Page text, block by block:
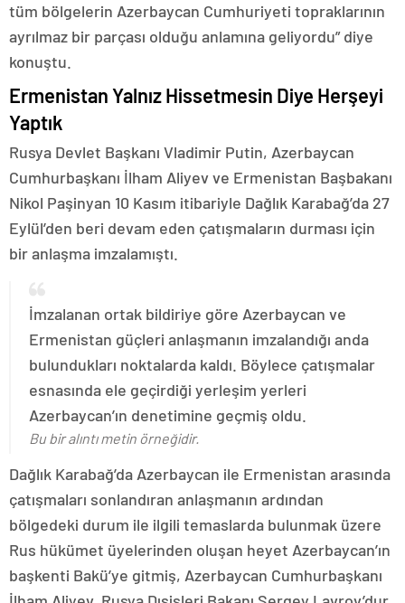
tüm bölgelerin Azerbaycan Cumhuriyeti topraklarının
ayrılmaz bir parçası olduğu anlamına geliyordu” diye
konuştu.
Ermenistan Yalnız Hissetmesin Diye Herşeyi
Yaptık
Rusya Devlet Başkanı Vladimir Putin, Azerbaycan
Cumhurbaşkanı İlham Aliyev ve Ermenistan Başbakanı
Nikol Paşinyan 10 Kasım itibariyle Dağlık Karabağ’da 27
Eylül’den beri devam eden çatışmaların durması için
bir anlaşma imzalamıştı.
İmzalanan ortak bildiriye göre Azerbaycan ve
Ermenistan güçleri anlaşmanın imzalandığı anda
bulundukları noktalarda kaldı. Böylece çatışmalar
esnasında ele geçirdiği yerleşim yerleri
Azerbaycan’ın denetimine geçmiş oldu.
Bu bir alıntı metin örneğidir.
Dağlık Karabağ’da Azerbaycan ile Ermenistan arasında
çatışmaları sonlandıran anlaşmanın ardından
bölgedeki durum ile ilgili temaslarda bulunmak üzere
Rus hükümet üyelerinden oluşan heyet Azerbaycan’ın
başkenti Bakü’ye gitmiş, Azerbaycan Cumhurbaşkanı